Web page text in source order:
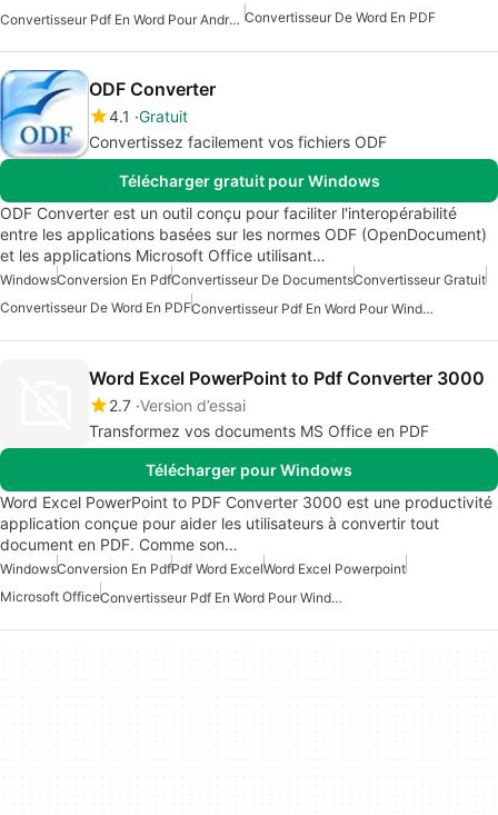
Convertisseur Pdf En Word Pour Android Convertisseur De Word En PDF
ODF Converter
4.1 Gratuit
Convertissez facilement vos fichiers ODF
Télécharger gratuit pour Windows
ODF Converter est un outil conçu pour faciliter l'interopérabilité
entre les applications basées sur les normes ODF (OpenDocument)
et les applications Microsoft Office utilisant…
WindowsConversion En PdfConvertisseur De DocumentsConvertisseur Gratuit
Convertisseur De Word En PDF
Convertisseur Pdf En Word Pour Windows
Word Excel PowerPoint to Pdf Converter 3000
2.7 Version d’essai
Transformez vos documents MS Office en PDF
Télécharger pour Windows
Word Excel PowerPoint to PDF Converter 3000 est une productivité
application conçue pour aider les utilisateurs à convertir tout
document en PDF. Comme son…
WindowsConversion En PdfPdf Word ExcelWord Excel Powerpoint
Microsoft Office
Convertisseur Pdf En Word Pour Windows